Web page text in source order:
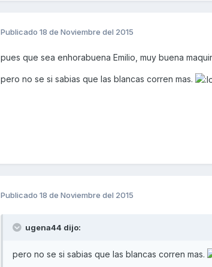
Publicado 18 de Noviembre del 2015
pues que sea enhorabuena Emilio, muy buena
pero no se si sabias que las blancas corren mas.
Publicado 18 de Noviembre del 2015
ugena44 dijo:
pero no se si sabias que las blancas corren mas.